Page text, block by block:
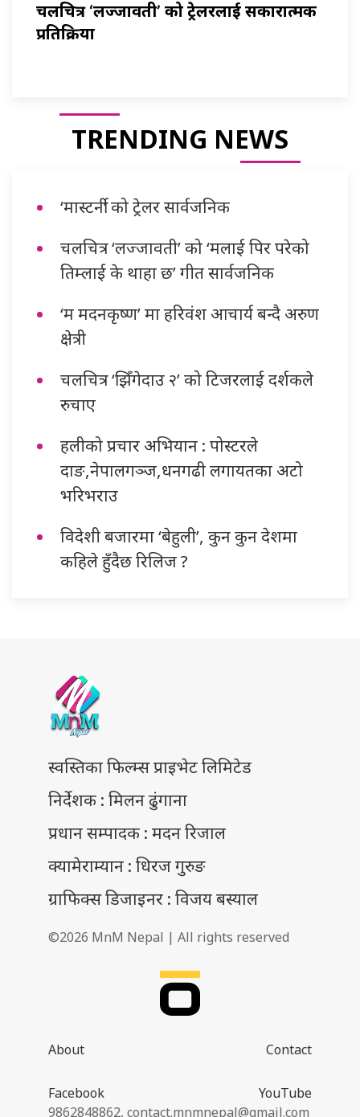
चलचित्र ‘लज्जावती’ को ट्रेलरलाई सकारात्मक
प्रतिक्रिया
TRENDING NEWS
‘मास्टर्नी’ को ट्रेलर सार्वजनिक
चलचित्र ‘लज्जावती’ को ‘मलाई पिर परेको
तिम्लाई के थाहा छ’ गीत सार्वजनिक
‘म मदनकृष्ण’ मा हरिवंश आचार्य बन्दै अरुण
क्षेत्री
चलचित्र ‘झिँगेदाउ २’ को टिजरलाई दर्शकले
रुचाए
हलीको प्रचार अभियान : पोस्टरले
दाङ,नेपालगञ्ज,धनगढी लगायतका अटो
भरिभराउ
विदेशी बजारमा ‘बेहुली’, कुन कुन देशमा
कहिले हुँदैछ रिलिज ?
स्वस्तिका फिल्म्स प्राइभेट लिमिटेड
निर्देशक : मिलन ढुंगाना
प्रधान सम्पादक : मदन रिजाल
क्यामेराम्यान : धिरज गुरुङ
ग्राफिक्स डिजाइनर : विजय बस्याल
©2026 MnM Nepal | All rights reserved
About Contact
Facebook
YouTube
9862848862, contact.mnmnepal@gmail.com